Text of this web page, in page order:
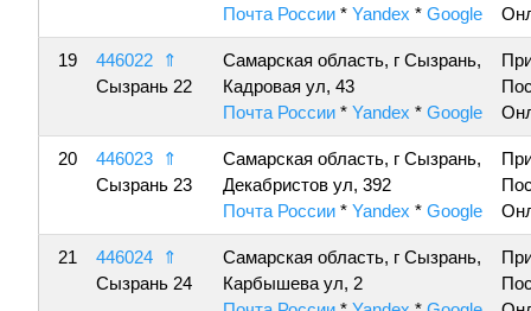
Почта России * Yandex * Google
19 446022
⇑
Сызрань 22
Самарская область, г Сызрань,
Кадровая ул, 43
Почта России * Yandex * Google
20 446023
⇑
Сызрань 23
Самарская область, г Сызрань,
Декабристов ул, 392
Почта России * Yandex * Google
21 446024
⇑
Сызрань 24
Самарская область, г Сызрань,
Карбышева ул, 2